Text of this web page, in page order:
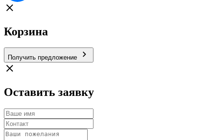
Корзина
Получить предложение
Оставить заявку